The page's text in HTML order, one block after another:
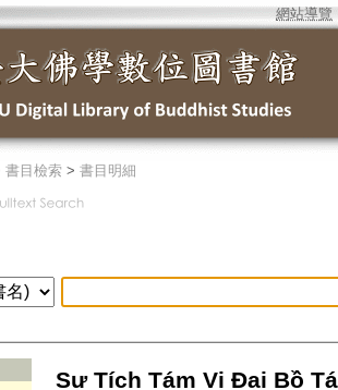
網站導覽
書目檢索 > 書目明細
Sự Tích Tám Vị Đại Bồ